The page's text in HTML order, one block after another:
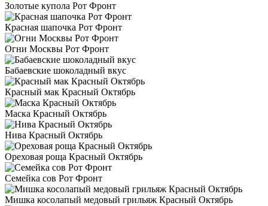
Золотые купола Рот Фронт
Красная шапочка Рот Фронт
Огни Москвы Рот Фронт
Бабаевские шоколадный вкус
Красный мак Красный Октябрь
Маска Красный Октябрь
Нива Красный Октябрь
Ореховая роща Красный Октябрь
Семейка сов Рот Фронт
Мишка косолапый медовый грильяж Красный Октябрь